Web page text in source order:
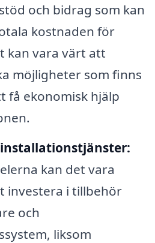
och bidrag som kan
kostnaden för
kan vara värt att
möjligheter som finns
få ekonomisk hjälp
kan det vara
investera i tillbehör
och
liksom